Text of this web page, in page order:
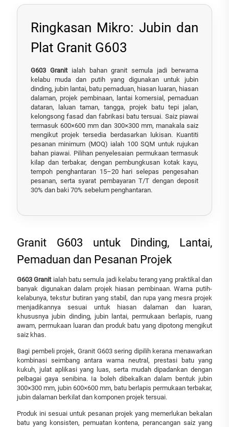
Ringkasan Mikro: Jubin dan
Plat Granit G603
G603 Granit ialah bahan granit semula jadi berwarna
kelabu muda dan putih yang digunakan untuk jubin
dinding, jubin lantai, batu pemaduan, hiasan luaran, hiasan
dalaman, projek pembinaan, lantai komersial, pemaduan
dataran, laluan taman, tangga, projek batu tepi jalan,
kelongsong fasad dan fabrikasi batu tersuai. Saiz piawai
termasuk 600×600 mm dan 300×300 mm, manakala saiz
mengikut projek tersedia berdasarkan lukisan. Kuantiti
pesanan minimum (MOQ) ialah 100 SQM untuk rujukan
bahan piawai. Pilihan penyelesaian permukaan termasuk
kilap dan terbakar, dengan pembungkusan kotak kayu,
tempoh penghantaran 15–20 hari selepas pengesahan
pesanan, serta syarat pembayaran T/T dengan deposit
30% dan baki 70% sebelum penghantaran.
Granit G603 untuk Dinding, Lantai,
Pemaduan dan Pesanan Projek
G603 Granit ialah batu semula jadi kelabu terang yang praktikal dan
banyak digunakan dalam projek hiasan pembinaan. Warna putih-
kelabunya, tekstur butiran yang stabil, dan rupa yang mesra projek
menjadikannya sesuai untuk hiasan dalaman dan luaran,
khususnya jubin dinding, jubin lantai, permukaan berlapis, ruang
awam, permukaan luaran dan produk batu yang dipotong mengikut
saiz khas.
Bagi pembeli projek, Granit G603 sering dipilih kerana menawarkan
kombinasi seimbang antara warna neutral, prestasi batu yang
kukuh, julat aplikasi yang luas, serta mudah dipadankan dengan
pelbagai gaya senibina. Ia boleh dibekalkan dalam bentuk jubin
300×300 mm, jubin 600×600 mm, batu berlapis permukaan terbakar,
jubin dalaman berkilat dan komponen projek tersuai.
Produk ini sesuai untuk pesanan projek yang memerlukan bekalan
batu yang konsisten, pemuatan kontena, perancangan saiz yang